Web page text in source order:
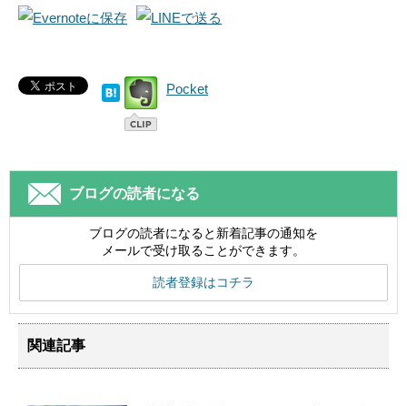
Pocket
ブログの読者になる
ブログの読者になると新着記事の通知を
メールで受け取ることができます。
読者登録はコチラ
関連記事